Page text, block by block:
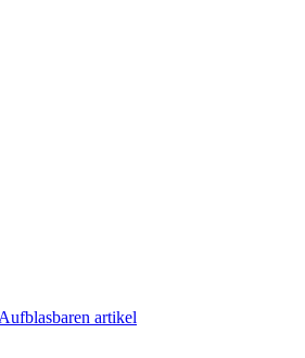
Aufblasbaren artikel